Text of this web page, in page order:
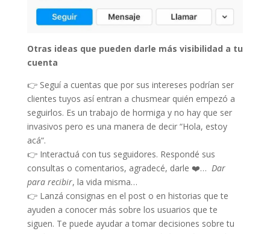
Otras ideas que pueden darle más visibilidad a tu
cuenta
👉 Seguí a cuentas que por sus intereses podrían ser
clientes tuyos así entran a chusmear quién empezó a
seguirlos. Es un trabajo de hormiga y no hay que ser
invasivos pero es una manera de decir “Hola, estoy
acá“.
👉 Interactuá con tus seguidores. Respondé sus
consultas o comentarios, agradecé, darle ❤️… Dar
para recibir, la vida misma…
👉 Lanzá consignas en el post o en historias que te
ayuden a conocer más sobre los usuarios que te
siguen. Te puede ayudar a tomar decisiones sobre tu